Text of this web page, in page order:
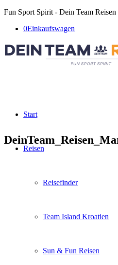
Fun Sport Spirit - Dein Team Reisen
0Einkaufswagen
Start
Reisen
Reisefinder
Team Island Kroatien
Sun & Fun Reisen